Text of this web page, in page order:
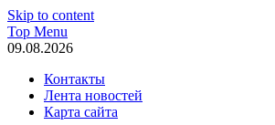
Skip to content
Top Menu
09.08.2026
Контакты
Лента новостей
Карта сайта